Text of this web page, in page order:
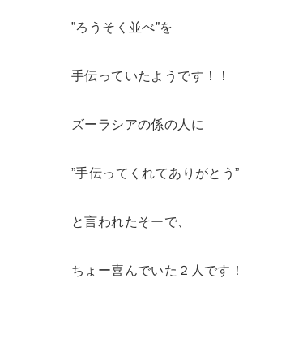
”ろうそく並べ”を
手伝っていたようです！！
ズーラシアの係の人に
”手伝ってくれてありがとう”
と言われたそーで、
ちょー喜んでいた２人です！